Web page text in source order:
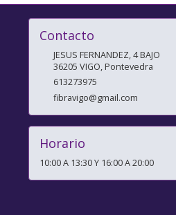
Contacto
JESUS FERNANDEZ, 4 BAJO
36205 VIGO,Pontevedra
613273975
fibravigo@gmail.com
Horario
10:00 A 13:30 Y 16:00 A 20:00